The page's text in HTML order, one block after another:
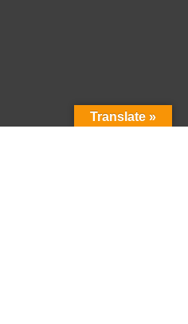
Translate »